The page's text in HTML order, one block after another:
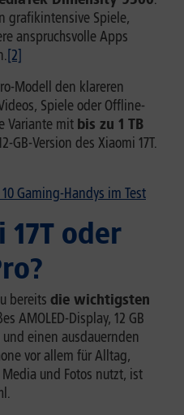
grafikintensive Spiele,
anspruchsvolle Apps
[2]
Modell den klareren
Spiele oder Offline-
Variante mit bis zu 1 TB
GB-Version des Xiaomi 17T.
Gaming-Handys im Test
17T oder
bereits die wichtigsten
AMOLED-Display, 12 GB
einen ausdauernden
vor allem für Alltag,
und Fotos nutzt, ist